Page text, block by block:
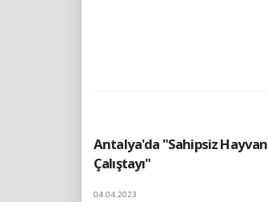
Antalya'da "Sahipsiz Hayvan
Çalıştayı"
04.04.2023